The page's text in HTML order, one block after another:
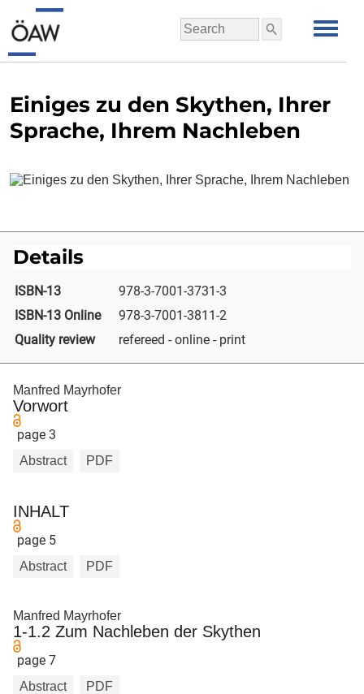
Einiges zu den Skythen, Ihrer
Sprache, Ihrem Nachleben
Details
ISBN-13
978-3-7001-3731-3
ISBN-13 Online
978-3-7001-3811-2
Quality review
refereed - online - print
Manfred Mayrhofer
Vorwort
page 3
Abstract PDF
INHALT
page 5
Abstract PDF
Manfred Mayrhofer
1-1.2 Zum Nachleben der Skythen
page 7
Abstract PDF